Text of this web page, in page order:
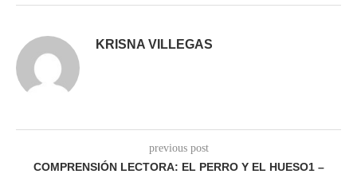
KRISNA VILLEGAS
previous post
COMPRENSIÓN LECTORA: EL PERRO Y EL HUESO1 –